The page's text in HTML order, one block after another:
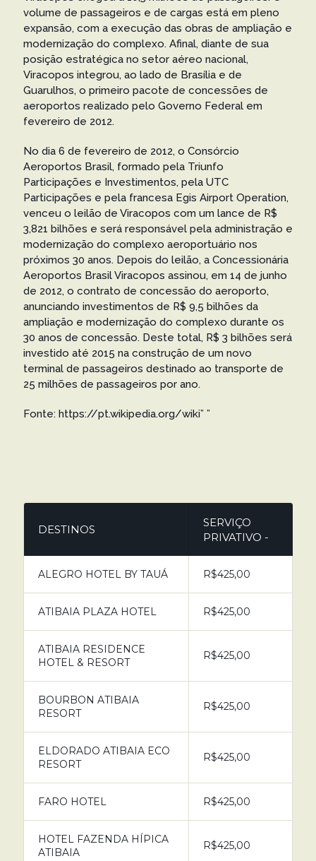
volume de passageiros e de cargas está em pleno
expansão, com a execução das obras de ampliação e
modernização do complexo. Afinal, diante de sua
posição estratégica no setor aéreo nacional,
Viracopos integrou, ao lado de Brasília e de
Guarulhos, o primeiro pacote de concessões de
aeroportos realizado pelo Governo Federal em
fevereiro de 2012.
No dia 6 de fevereiro de 2012, o Consórcio
Aeroportos Brasil, formado pela Triunfo
Participações e Investimentos, pela UTC
Participações e pela francesa Egis Airport Operation,
venceu o leilão de Viracopos com um lance de R$
3,821 bilhões e será responsável pela administração e
modernização do complexo aeroportuário nos
próximos 30 anos. Depois do leilão, a Concessionária
Aeroportos Brasil Viracopos assinou, em 14 de junho
de 2012, o contrato de concessão do aeroporto,
anunciando investimentos de R$ 9,5 bilhões da
ampliação e modernização do complexo durante os
30 anos de concessão. Deste total, R$ 3 bilhões será
investido até 2015 na construção de um novo
terminal de passageiros destinado ao transporte de
25 milhões de passageiros por ano.
Fonte: https://pt.wikipedia.org/wiki” ”
DESTINOS
SERVIÇO
PRIVATIVO -
ALEGRO HOTEL BY TAUÁ R$425,00
ATIBAIA PLAZA HOTEL R$425,00
ATIBAIA RESIDENCE
HOTEL & RESORT
R$425,00
BOURBON ATIBAIA
RESORT
R$425,00
ELDORADO ATIBAIA ECO
RESORT
R$425,00
FARO HOTEL R$425,00
HOTEL FAZENDA HÍPICA
ATIBAIA
R$425,00